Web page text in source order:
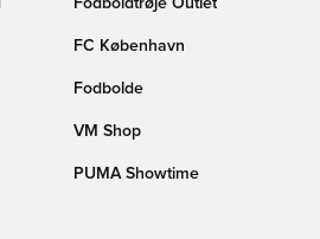
Fodboldtrøje Outlet
FC København
Fodbolde
VM Shop
PUMA Showtime